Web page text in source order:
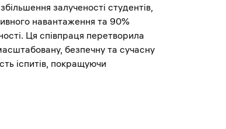
залученості студентів,
навантаження та 90%
Ця співпраця перетворила
безпечну та сучасну
іспитів, покращуючи